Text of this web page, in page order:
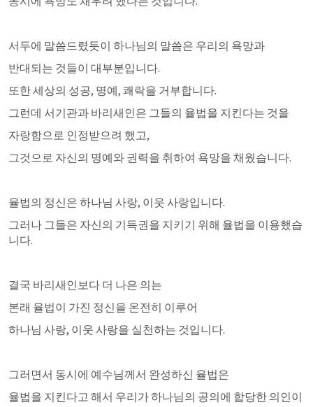
서두에 말씀드렸듯이 하나님의 말씀은 우리의 욕망과
반대되는 것들이 대부분입니다.
또한 세상의 성공, 명예, 쾌락을 거부합니다.
그런데 서기관과 바리새인은 그들의 율법을 지킨다는 것을
자랑함으로 인정받으려 했고,
그것으로 자신의 명예와 권력을 취하여 욕망을 채웠습니다.
율법의 정신은 하나님 사랑, 이웃 사랑입니다.
그러나 그들은 자신의 기득권을 지키기 위해 율법을 이용했습
니다.
결국 바리새인보다 더 나은 의는
본래 율법이 가진 정신을 온전히 이루어
하나님 사랑, 이웃 사랑을 실천하는 것입니다.
그러면서 동시에 예수님께서 완성하신 율법은
율법을 지킨다고 해서 우리가 하나님의 공의에 합당한 의인이